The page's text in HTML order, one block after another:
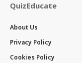
QuizEducate
About Us
Privacy Policy
Cookies Policy